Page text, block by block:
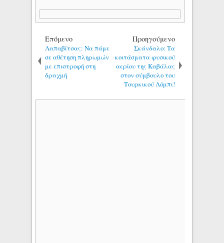
Επόμενο
Λαπαβίτσας: Να πάμε
σε αθέτηση πληρωμών
με επιστροφή στη
δραχμή
Προηγούμενο
Σκάνδαλο: Τα
κοιτάσματα φυσικού
αερίου της Καβάλας
στον σύμβουλο του
Τουρκικού Λόμπι!